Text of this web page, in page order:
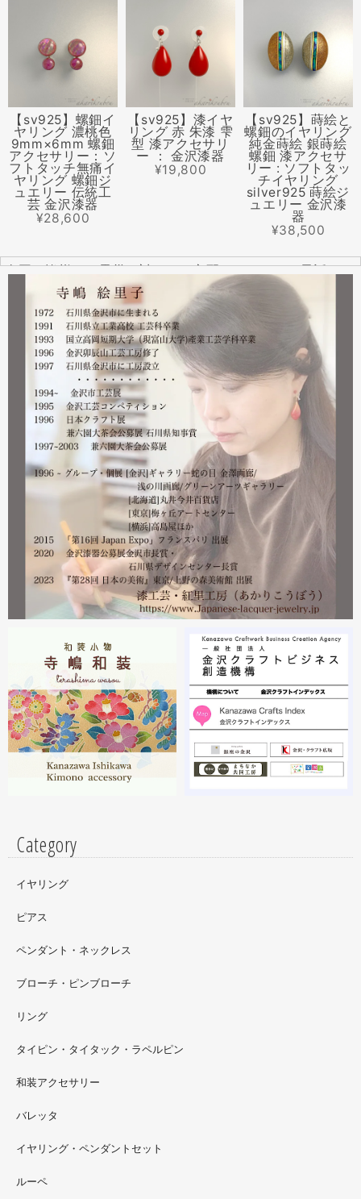
【sv925】螺鈿イ
ヤリング 濃桃色
9mm×6mm 螺鈿
アクセサリー：ソ
フトタッチ無痛イ
ヤリング 螺鈿ジ
ュエリー 伝統工
芸 金沢漆器
¥28,600
【sv925】漆イヤ
リング 赤 朱漆 雫
型 漆アクセサリ
ー ： 金沢漆器
¥19,800
【sv925】蒔絵と
螺鈿のイヤリング
純金蒔絵 銀蒔絵
螺鈿 漆アクセサ
リー : ソフトタッ
チイヤリング
silver925 蒔絵ジ
ュエリー 金沢漆
器
¥38,500
全国の皆様より震災に対するご心配のメールやお電話をた
くさんいただきました。ありがとうございます。
幸い紅里工房にはそれほどの被害もなく、ただいま通常の
営業をしております。配送につきましても金沢から発送す
る分につきましては問題ありませんのでご安心ください。
皆様には多大なご心配をおかけしており心苦しいばかりで
はありますが、今後とも紅里工房をどうぞよろしくお願い
いたします。
漆工芸・紅里工房 寺嶋絵里子
2023.02
2月21日から27日まで 仙台三越で開催中の『第22回 金
沢・能登 美味と美技展』に出展しています。会場には作
者本人がおりますのでお近くの方はぜひ遊びにいらしてく
ださい。お待ちしております。
2月19日から23日まで 東京・上野の森美術館で開催中の
『第28回 日本の美術展』に出展しています。
2023.02
昨年初めからT-BASE銀座ギャラリーさんのご依頼で螺鈿
細工のソフビフィギュア装飾のお仕事させていただいてま
す。広面積への螺鈿細工や蒔絵となりますのでかなりの高
額品になりますがご好評のようで嬉しい限りです(^^)写真
はドラマに登場していたキャラクターです。
ただ今 東武百貨店船橋店に出展中です。9月20日まで4階
イベントスペースにいます。お近くの方はぜひお越しくだ
螺鈿ソフビでお世話になっているT-BASE銀座ギャラリー
Category
イヤリング
ピアス
ペンダント・ネックレス
ブローチ・ピンブローチ
リング
タイピン・タイタック・ラペルピン
和装アクセサリー
バレッタ
イヤリング・ペンダントセット
ルーペ